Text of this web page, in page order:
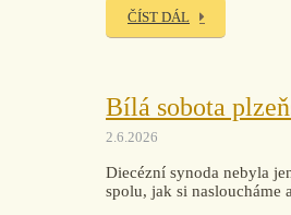
ČÍST DÁL
Bílá sobota
2.6.2026
Diecézní synoda nebyla
spolu, jak si nasloucháme